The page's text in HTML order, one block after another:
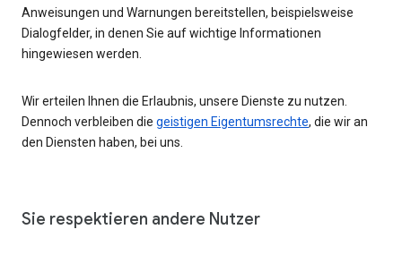
Anweisungen und Warnungen bereitstellen, beispielsweise
Dialogfelder, in denen Sie auf wichtige Informationen
hingewiesen werden.
Wir erteilen Ihnen die Erlaubnis, unsere Dienste zu nutzen.
Dennoch verbleiben die geistigen Eigentumsrechte, die wir an
den Diensten haben, bei uns.
Sie respektieren andere Nutzer